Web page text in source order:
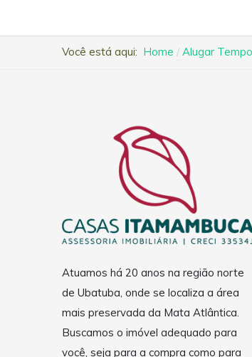
Você está aqui: Home Alugar
Atuamos há 20 anos na região norte
de Ubatuba, onde se localiza a área
mais preservada da Mata Atlântica.
Buscamos o imóvel adequado para
você, seja para a compra como para